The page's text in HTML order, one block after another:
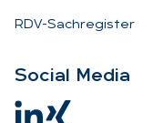
RDV-Sachregister
So­ci­al Me­dia